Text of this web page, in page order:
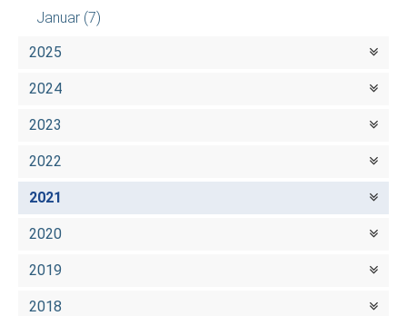
Januar (7)
2025
2024
2023
2022
2021
2020
2019
2018